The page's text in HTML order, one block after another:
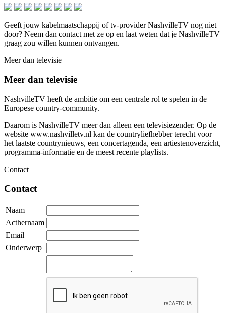
Geeft jouw kabelmaatschappij of tv-provider NashvilleTV nog niet
door? Neem dan contact met ze op en laat weten dat je NashvilleTV
graag zou willen kunnen ontvangen.
Meer dan televisie
Meer dan televisie
NashvilleTV heeft de ambitie om een centrale rol te spelen in de
Europese country-community.
Daarom is NashvilleTV meer dan alleen een televisiezender. Op de
website www.nashvilletv.nl kan de countryliefhebber terecht voor
het laatste countrynieuws, een concertagenda, een artiestenoverzicht,
programma-informatie en de meest recente playlists.
Contact
Contact
Naam
Acthernaam
Email
Onderwerp